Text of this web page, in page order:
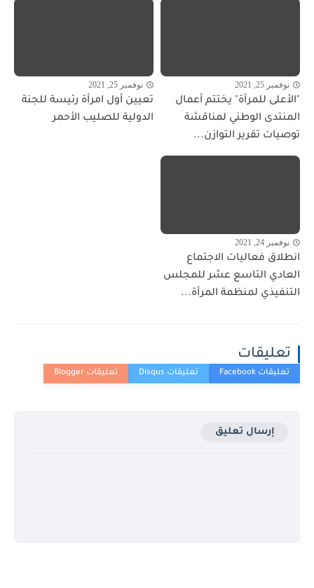
نوفمبر 25, 2021
"الأعلى للمرأة" يختتم أعمال
المنتدى الوطني لمناقشة
توصيات تقرير التوازن...
نوفمبر 25, 2021
تعيين أول امرأة رئيسة للجنة
الدولية للصليب الأحمر
نوفمبر 24, 2021
انطلاق فعاليات الاجتماع
العادي التاسع عشر للمجلس
التنفيذي لمنظمة المرأة...
تعليقات
إرسال تعليق